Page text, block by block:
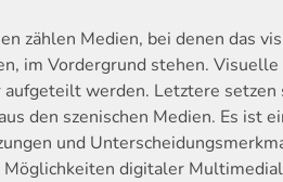
zählen Medien, bei denen das
im Vordergrund stehen.
werden. Letztere setzen
den szenischen Medien. Es ist
und
digitaler